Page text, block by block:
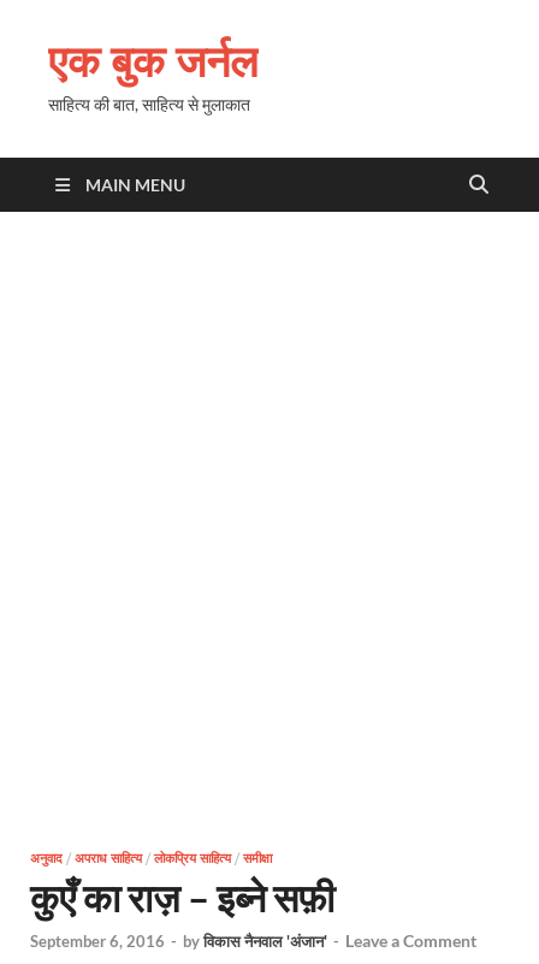
एक बुक जर्नल
साहित्य की बात, साहित्य से मुलाकात
MAIN MENU
अनुवाद / अपराध साहित्य/ लोकप्रिय साहित्य/ समीक्षा
कुएँ का राज़ – इब्ने सफ़ी
September 6, 2016 - byविकास नैनवाल 'अंजान' - Leave a Comment